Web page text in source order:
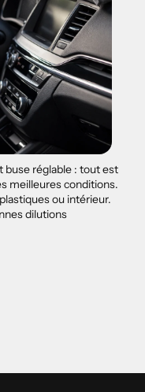
buse réglable : tout est
meilleures conditions.
ou intérieur.
dilutions